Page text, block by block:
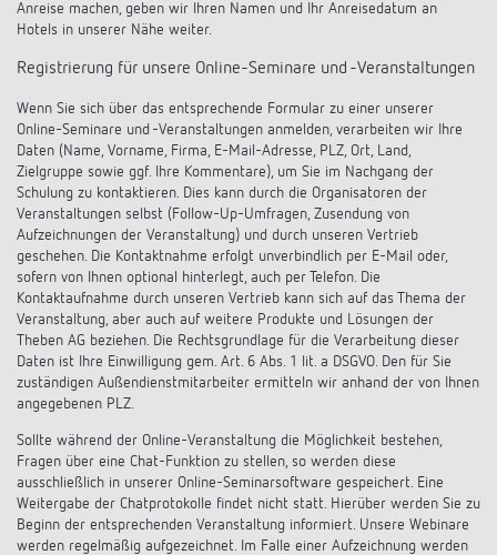
Anreise machen, geben wir Ihren Namen und Ihr Anreisedatum an
Hotels in unserer Nähe weiter.
Registrierung für unsere Online-Seminare und -Veranstaltungen
Wenn Sie sich über das entsprechende Formular zu einer unserer
Online-Seminare und -Veranstaltungen anmelden, verarbeiten wir Ihre
Daten (Name, Vorname, Firma, E-Mail-Adresse, PLZ, Ort, Land,
Zielgruppe sowie ggf. Ihre Kommentare), um Sie im Nachgang der
Schulung zu kontaktieren. Dies kann durch die Organisatoren der
Veranstaltungen selbst (Follow-Up-Umfragen, Zusendung von
Aufzeichnungen der Veranstaltung) und durch unseren Vertrieb
geschehen. Die Kontaktnahme erfolgt unverbindlich per E-Mail oder,
sofern von Ihnen optional hinterlegt, auch per Telefon. Die
Kontaktaufnahme durch unseren Vertrieb kann sich auf das Thema der
Veranstaltung, aber auch auf weitere Produkte und Lösungen der
Theben AG beziehen. Die Rechtsgrundlage für die Verarbeitung dieser
Daten ist Ihre Einwilligung gem. Art. 6 Abs. 1 lit. a DSGVO. Den für Sie
zuständigen Außendienstmitarbeiter ermitteln wir anhand der von Ihnen
angegebenen PLZ.
Sollte während der Online-Veranstaltung die Möglichkeit bestehen,
Fragen über eine Chat-Funktion zu stellen, so werden diese
ausschließlich in unserer Online-Seminarsoftware gespeichert. Eine
Weitergabe der Chatprotokolle findet nicht statt. Hierüber werden Sie zu
Beginn der entsprechenden Veranstaltung informiert. Unsere Webinare
werden regelmäßig aufgezeichnet. Im Falle einer Aufzeichnung werden